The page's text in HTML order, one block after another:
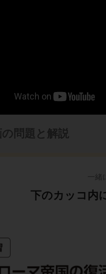
問題と解説
一
下のカッコ内